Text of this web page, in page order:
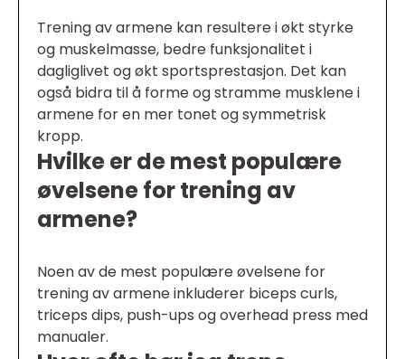
Trening av armene kan resultere i økt styrke
og muskelmasse, bedre funksjonalitet i
dagliglivet og økt sportsprestasjon. Det kan
også bidra til å forme og stramme musklene i
armene for en mer tonet og symmetrisk
kropp.
Hvilke er de mest populære
øvelsene for trening av
armene?
Noen av de mest populære øvelsene for
trening av armene inkluderer biceps curls,
triceps dips, push-ups og overhead press med
manualer.